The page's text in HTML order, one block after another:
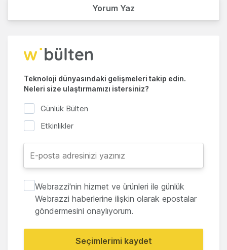
Yorum Yaz
Teknoloji dünyasındaki gelişmeleri takip edin.
Neleri size ulaştırmamızı istersiniz?
Günlük Bülten
Etkinlikler
Webrazzi'nin hizmet ve ürünleri ile günlük
Webrazzi haberlerine ilişkin olarak epostalar
göndermesini onaylıyorum.
Seçimlerimi kaydet